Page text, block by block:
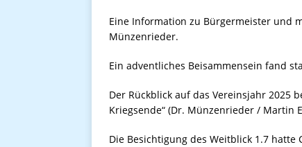
Eine Information zu Bürgermeister und
Münzenrieder.
Ein adventliches Beisammensein fand
Der Rückblick auf das Vereinsjahr 2025
Kriegsende“ (Dr. Münzenrieder / Martin
Die Besichtigung des Weitblick 1.7